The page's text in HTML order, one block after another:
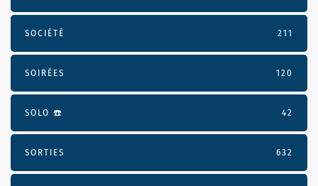
SOCIÉTÉ 211
SOIRÉES 120
SOLO ☎️ 42
SORTIES 632